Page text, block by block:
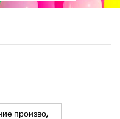
производителя -/+